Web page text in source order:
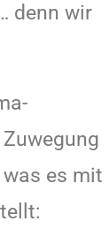
denn wir
es mit